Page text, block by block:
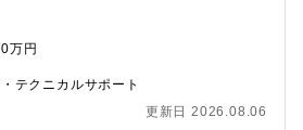
とどまらず、複数技術を組み合わせたパ
を創出し、お客様の課題解決に直結する
、イノベーションを加速させる環境で、
会があります。【働き方】・残業時間：
ーや関係部門と連携しながら、継続的な
ただきます。お客様の課題解決を通じて
る業務です。お問い合わせ対応、ナレッ
て顧客価値向上に貢献するとともに、将
PRO ネットワークカメラ・関連商品
万円
テクニカルサポート
更新日 2026.08.06